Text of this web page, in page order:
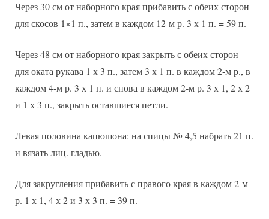
Через 30 см от наборного края прибавить с обеих сторон
для скосов 1×1 п., затем в каждом 12-м р. 3 х 1 п. = 59 п.
Через 48 см от наборного края закрыть с обеих сторон
для оката рукава 1 х 3 п., затем 3 х 1 п. в каждом 2-м р., в
каждом 4-м р. 3 х 1 п. и снова в каждом 2-м р. 3 х 1, 2 х 2
и 1 х 3 п., закрыть оставшиеся петли.
Левая половина капюшона: на спицы № 4,5 набрать 21 п.
и вязать лиц. гладью.
Для закругления прибавить с правого края в каждом 2-м
р. 1 х 1, 4 х 2 и 3 х 3 п. = 39 п.